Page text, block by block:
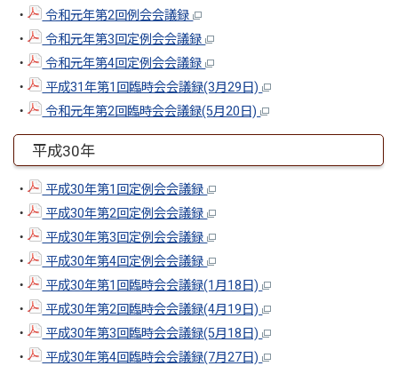
・
令和元年第2回例会会議録
・
令和元年第3回定例会会議録
・
令和元年第4回定例会会議録
・
平成31年第1回臨時会会議録(3月29日)
・
令和元年第2回臨時会会議録(5月20日)
平成30年
・
平成30年第1回定例会会議録
・
平成30年第2回定例会会議録
・
平成30年第3回定例会会議録
・
平成30年第4回定例会会議録
・
平成30年第1回臨時会会議録(1月18日)
・
平成30年第2回臨時会会議録(4月19日)
・
平成30年第3回臨時会会議録(5月18日)
・
平成30年第4回臨時会会議録(7月27日)